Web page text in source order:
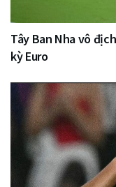
Tây Ban Nha vô
kỳ Euro